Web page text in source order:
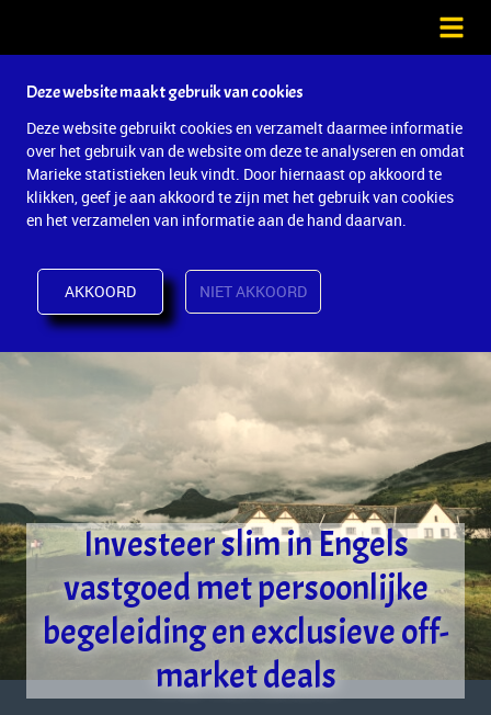
Deze website maakt gebruik van cookies
Deze website gebruikt cookies en verzamelt daarmee informatie
over het gebruik van de website om deze te analyseren en omdat
Marieke statistieken leuk vindt. Door hiernaast op akkoord te
klikken, geef je aan akkoord te zijn met het gebruik van cookies
en het verzamelen van informatie aan de hand daarvan.
AKKOORD NIET AKKOORD
Investeer slim in Engels
vastgoed met persoonlijke
begeleiding en exclusieve off-
market deals